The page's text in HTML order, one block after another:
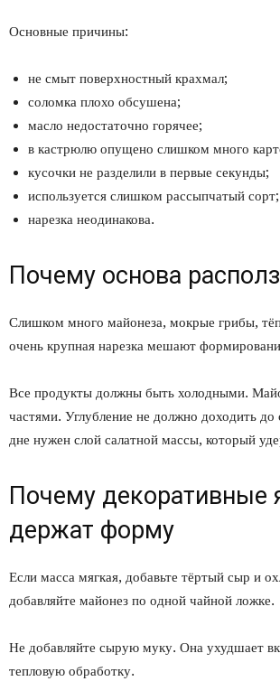
Основные причины:
не смыт поверхностный крахмал;
соломка плохо обсушена;
масло недостаточно горячее;
в кастрюлю опущено слишком много
кусочки не разделили в первые секунды;
используется слишком рассыпчатый сорт;
нарезка неодинакова.
Почему основа
Слишком много майонеза, мокрые грибы,
очень крупная нарезка мешают
Все продукты должны быть холодными.
частями. Углубление не должно доходить
дне нужен слой салатной массы, который
Почему декоративные
держат форму
Если масса мягкая, добавьте тёртый сыр и
добавляйте майонез по одной чайной ложке.
Не добавляйте сырую муку. Она ухудшает
тепловую обработку.